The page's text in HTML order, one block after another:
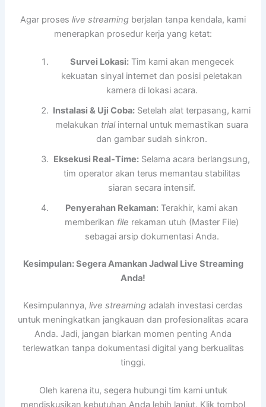
Agar proses live streaming berjalan tanpa kendala, kami
menerapkan prosedur kerja yang ketat:
Survei Lokasi:Tim kami akan mengecek
kekuatan sinyal internet dan posisi peletakan
kamera di lokasi acara.
Instalasi & Uji Coba: Setelah alat terpasang, kami
melakukan trialinternal untuk memastikan suara
dan gambar sudah sinkron.
Eksekusi Real-Time: Selama acara berlangsung,
tim operator akan terus memantau stabilitas
siaran secara intensif.
Penyerahan Rekaman: Terakhir, kami akan
memberikan file rekaman utuh (Master File)
sebagai arsip dokumentasi Anda.
Kesimpulan: Segera Amankan Jadwal Live Streaming
Anda!
Kesimpulannya, live streaming adalah investasi cerdas
untuk meningkatkan jangkauan dan profesionalitas acara
Anda. Jadi, jangan biarkan momen penting Anda
terlewatkan tanpa dokumentasi digital yang berkualitas
tinggi.
Oleh karena itu, segera hubungi tim kami untuk
mendiskusikan kebutuhan Anda lebih lanjut. Klik tombol